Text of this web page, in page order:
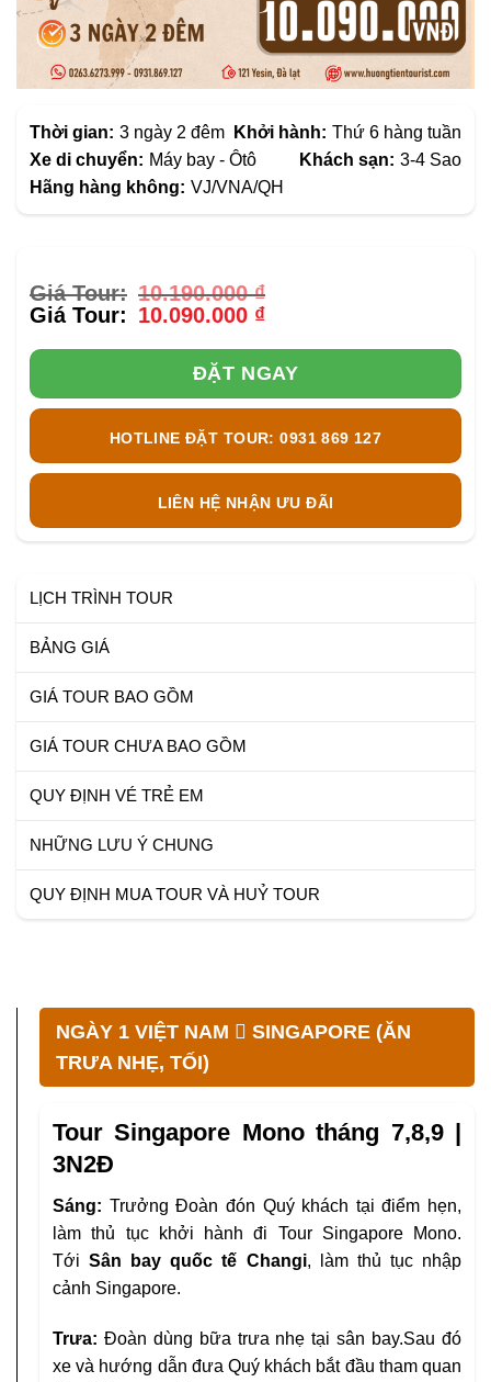
Thời gian: 3 ngày 2 đêm Khởi hành: Thứ 6 hàng tuần
Xe di chuyển: Máy bay - Ôtô Khách sạn: 3-4 Sao
Hãng hàng không: VJ/VNA/QH
10.190.000₫
10.090.000 ₫Giá
tại
là:
10.090.000 ₫.
ĐẶT NGAY
HOTLINE ĐẶT TOUR: 0931 869 127
LIÊN HỆ NHẬN ƯU ĐÃI
LỊCH TRÌNH TOUR
BẢNG GIÁ
GIÁ TOUR BAO GỒM
GIÁ TOUR CHƯA BAO GỒM
QUY ĐỊNH VÉ TRẺ EM
NHỮNG LƯU Ý CHUNG
QUY ĐỊNH MUA TOUR VÀ HUỶ TOUR
NGÀY 1 VIỆT NAM  SINGAPORE (ĂN
TRƯA NHẸ, TỐI)
Tour Singapore Mono tháng 7,8,9 |
3N2Đ
Sáng: Trưởng Đoàn đón Quý khách tại điểm hẹn,
làm thủ tục khởi hành đi Tour Singapore Mono.
Tới Sân bay quốc tế Changi, làm thủ tục nhập
cảnh Singapore.
Trưa: Đoàn dùng bữa trưa nhẹ tại sân bay.Sau đó
xe và hướng dẫn đưa Quý khách bắt đầu tham quan